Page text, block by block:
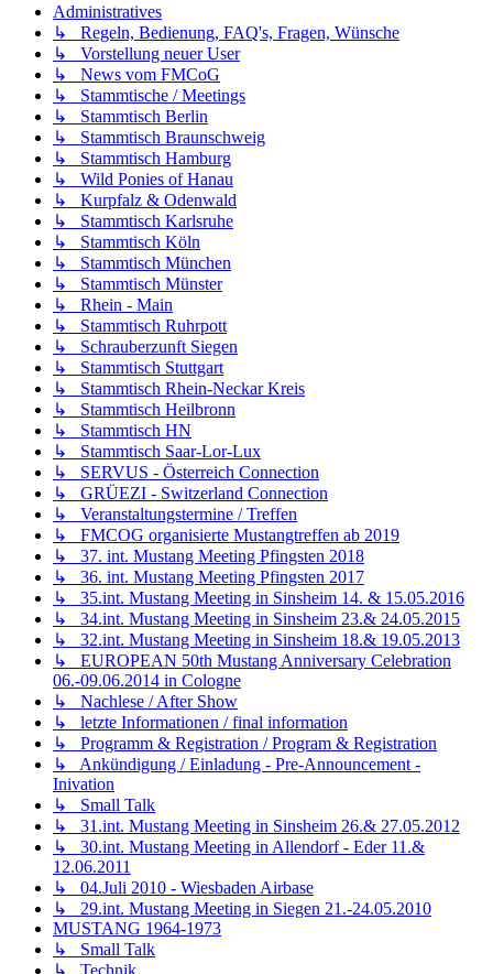
Administratives
↳ Regeln, Bedienung, FAQ's, Fragen, Wünsche
↳ Vorstellung neuer User
↳ News vom FMCoG
↳ Stammtische / Meetings
↳ Stammtisch Berlin
↳ Stammtisch Braunschweig
↳ Stammtisch Hamburg
↳ Wild Ponies of Hanau
↳ Kurpfalz & Odenwald
↳ Stammtisch Karlsruhe
↳ Stammtisch Köln
↳ Stammtisch München
↳ Stammtisch Münster
↳ Rhein - Main
↳ Stammtisch Ruhrpott
↳ Schrauberzunft Siegen
↳ Stammtisch Stuttgart
↳ Stammtisch Rhein-Neckar Kreis
↳ Stammtisch Heilbronn
↳ Stammtisch HN
↳ Stammtisch Saar-Lor-Lux
↳ SERVUS - Österreich Connection
↳ GRÜEZI - Switzerland Connection
↳ Veranstaltungstermine / Treffen
↳ FMCOG organisierte Mustangtreffen ab 2019
↳ 37. int. Mustang Meeting Pfingsten 2018
↳ 36. int. Mustang Meeting Pfingsten 2017
↳ 35.int. Mustang Meeting in Sinsheim 14. & 15.05.2016
↳ 34.int. Mustang Meeting in Sinsheim 23.& 24.05.2015
↳ 32.int. Mustang Meeting in Sinsheim 18.& 19.05.2013
↳ EUROPEAN 50th Mustang Anniversary Celebration
06.-09.06.2014 in Cologne
↳ Nachlese / After Show
↳ letzte Informationen / final information
↳ Programm & Registration / Program & Registration
↳ Ankündigung / Einladung - Pre-Announcement -
Inivation
↳ Small Talk
↳ 31.int. Mustang Meeting in Sinsheim 26.& 27.05.2012
↳ 30.int. Mustang Meeting in Allendorf - Eder 11.&
12.06.2011
↳ 04.Juli 2010 - Wiesbaden Airbase
↳ 29.int. Mustang Meeting in Siegen 21.-24.05.2010
MUSTANG 1964-1973
↳ Small Talk
↳ Technik